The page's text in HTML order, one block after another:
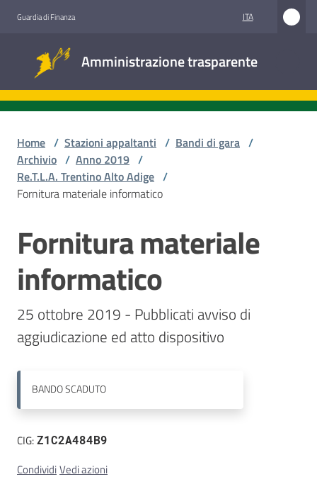
Guardia di Finanza ITA
Amministrazione trasparente
trasparente
Accesso
Stazioni
appaltanti
Contatti
Home / Stazioni appaltanti / Bandi di gara /
Archivio / Anno 2019 /
Re.T.L.A. Trentino Alto Adige /
Fornitura materiale informatico
Salta al contenuto
Fornitura materiale
informatico
25 ottobre 2019 - Pubblicati avviso di
aggiudicazione ed atto dispositivo
BANDOSCADUTO
CIG:Z1C2A484B9
CondividiVedi azioni